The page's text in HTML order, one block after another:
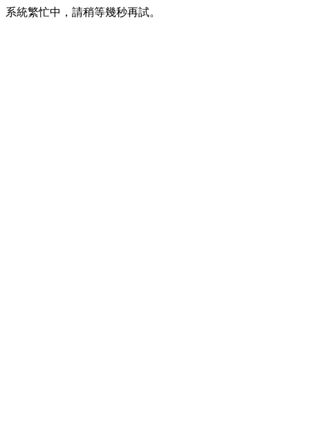
系統繁忙中，請稍等幾秒再試。